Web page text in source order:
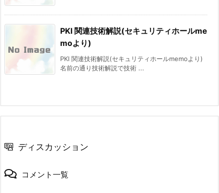
PKI 関連技術解説(セキュリティホールme
moより)
PKI 関連技術解説(セキュリティホールmemoより)
名前の通り技術解説で技術 ...
ディスカッション
コメント一覧